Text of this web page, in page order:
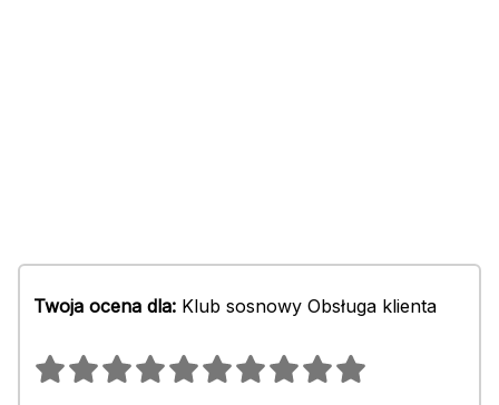
Twoja ocena dla: Klub sosnowy Obsługa klienta